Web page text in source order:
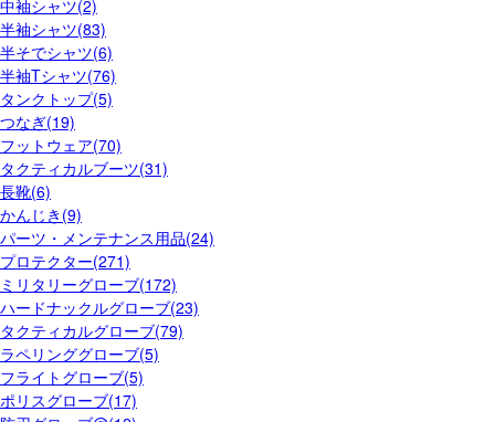
中袖シャツ(2)
半袖シャツ(83)
半そでシャツ(6)
半袖Tシャツ(76)
タンクトップ(5)
つなぎ(19)
フットウェア(70)
タクティカルブーツ(31)
長靴(6)
かんじき(9)
パーツ・メンテナンス用品(24)
プロテクター(271)
ミリタリーグローブ(172)
ハードナックルグローブ(23)
タクティカルグローブ(79)
ラペリンググローブ(5)
フライトグローブ(5)
ポリスグローブ(17)